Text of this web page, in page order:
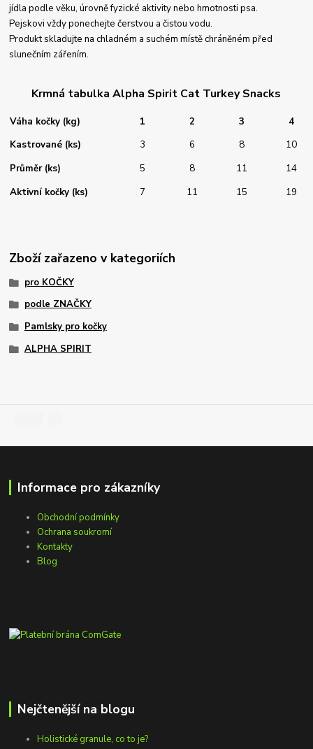
jídla podle věku, úrovně fyzické aktivity nebo hmotnosti psa.
Pejskovi vždy ponechejte čerstvou a čistou vodu.
Produkt skladujte na chladném a suchém místě chráněném před
slunečním zářením.
Krmná tabulka Alpha Spirit Cat Turkey Snacks
Váha kočky (kg) 1 2 3
4
Kastrované (ks)
3 6 8
10
Průměr (ks)
5 8 11
14
Aktivní kočky (ks)
7 11 15 19
Zboží zařazeno v kategoriích
pro KOČKY
podle ZNAČKY
Pamlsky pro kočky
ALPHA SPIRIT
Informace pro zákazníky
Obchodní podmínky
Ochrana soukromí
Kontakty
Blog
Nejčtenější na blogu
Holistické granule, co to je?